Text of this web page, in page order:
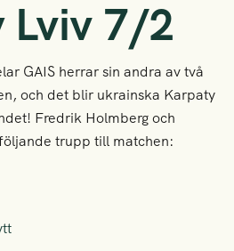
Lviv 7/2
GAIS herrar sin andra av två
och det blir ukrainska Karpaty
Fredrik Holmberg och
trupp till matchen: